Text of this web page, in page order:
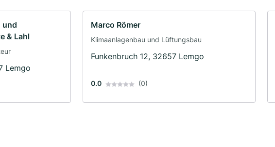
und
& Lahl
Lemgo
Marco Römer
Klimaanlagenbau und Lüftungsbau
Funkenbruch 12, 32657 Lemgo
0.0 (0)